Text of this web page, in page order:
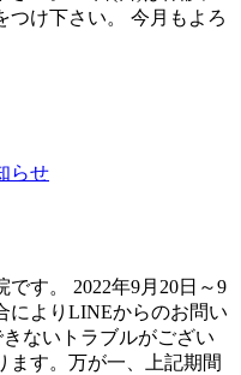
つけ下さい。 今月もよろ
らせ
す。 2022年9月20日～9
によりLINEからのお問い
ないトラブルがござい
ます。万が一、上記期間